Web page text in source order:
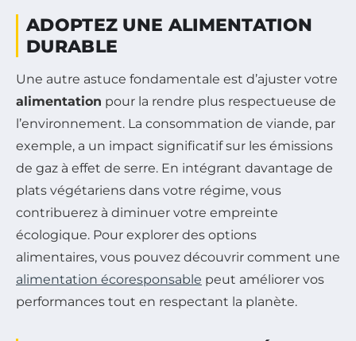
ADOPTEZ UNE ALIMENTATION
DURABLE
Une autre astuce fondamentale est d’ajuster votre
alimentation pour la rendre plus respectueuse de
l’environnement. La consommation de viande, par
exemple, a un impact significatif sur les émissions
de gaz à effet de serre. En intégrant davantage de
plats végétariens dans votre régime, vous
contribuerez à diminuer votre empreinte
écologique. Pour explorer des options
alimentaires, vous pouvez découvrir comment une
alimentation écoresponsable peut améliorer vos
performances tout en respectant la planète.